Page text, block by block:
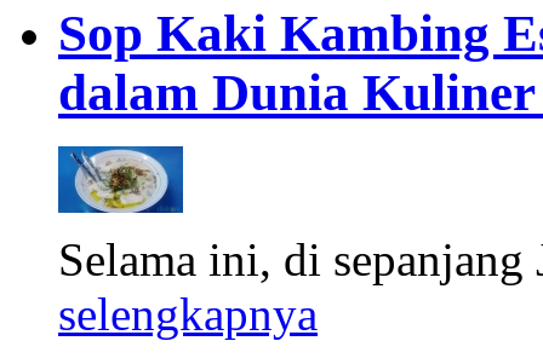
Sop Kaki Kambing
dalam Dunia
Selama ini, di
selengkapnya